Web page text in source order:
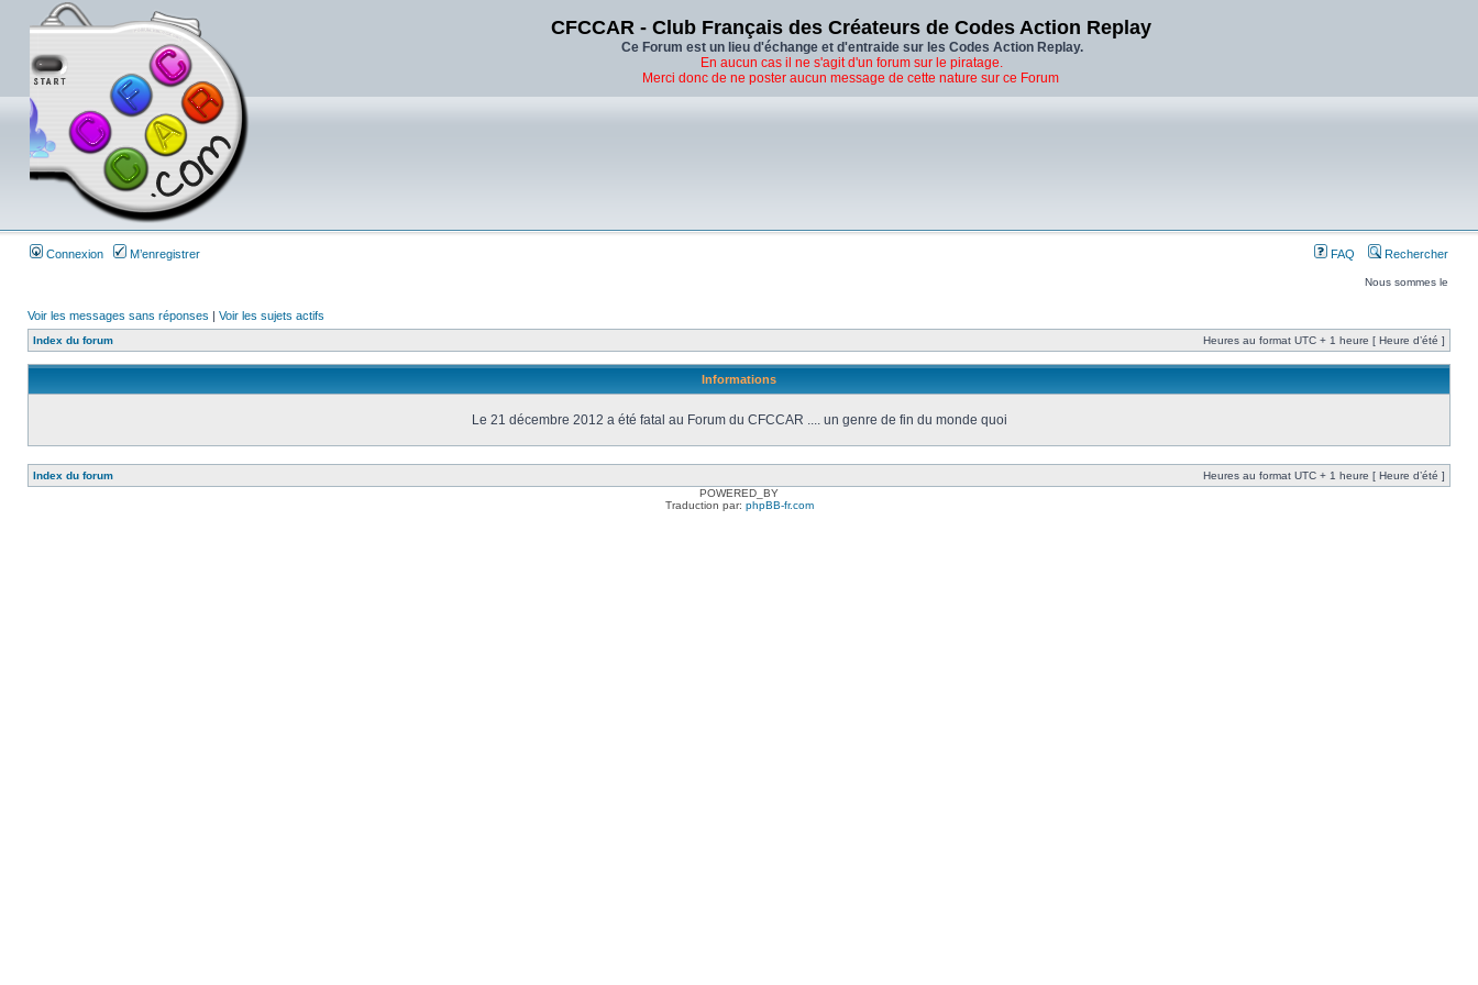
CFCCAR - Club Français des Créateurs de Codes Action Replay
Ce Forum est un lieu d'échange et d'entraide sur les Codes Action Replay.
En aucun cas il ne s'agit d'un forum sur le piratage.
Merci donc de ne poster aucun message de cette nature sur ce Forum
Connexion M’enregistrer FAQ Rechercher
Nous sommes le
Voir les messages sans réponses | Voir les sujets actifs
Index du forum Heures au format UTC + 1 heure [ Heure d’été ]
Informations
Le 21 décembre 2012 a été fatal au Forum du CFCCAR .... un genre de fin du monde quoi
Index du forum
Heures au format UTC + 1 heure [ Heure d’été ]
POWERED_BY
Traduction par: phpBB-fr.com